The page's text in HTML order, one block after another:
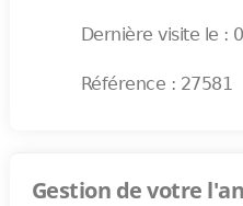
Dernière visite le :
Référence : 27581
Gestion de votre